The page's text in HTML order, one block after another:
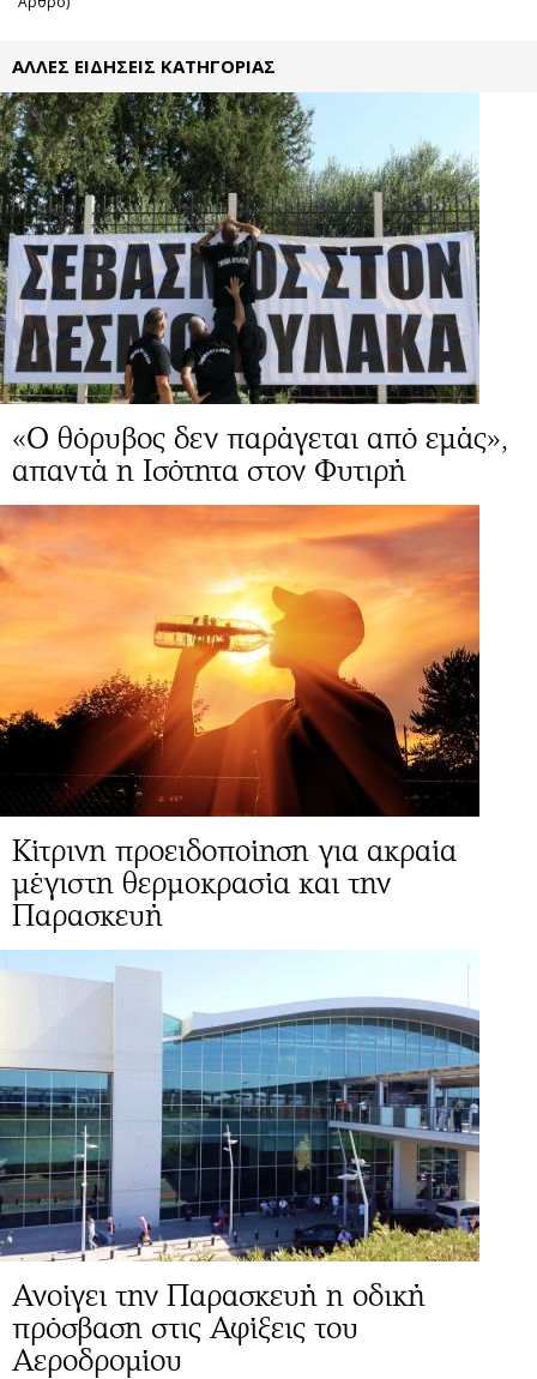
ΑΛΛΕΣ ΕΙΔΗΣΕΙΣ ΚΑΤΗΓΟΡΙΑΣ
«Ο θόρυβος δεν παράγεται από εμάς»,
απαντά η Ισότητα στον Φυτιρή
Κίτρινη προειδοποίηση για ακραία
μέγιστη θερμοκρασία και την
Παρασκευή
Ανοίγει την Παρασκευή η οδική
πρόσβαση στις Αφίξεις του
Αεροδρομίου